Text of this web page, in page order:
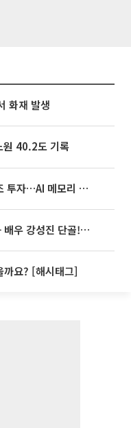
화재 발생
40.2도 기록
SK하이닉스, 용인·청주에 54조 투자…AI 메모리 생산기지 키운다
'2TV 생생정보' 오늘방송맛집- 배우 강성진 단골! 쌀국수ㆍ푸팟퐁 커리 맛집 '블○○○'
요? [해시태그]